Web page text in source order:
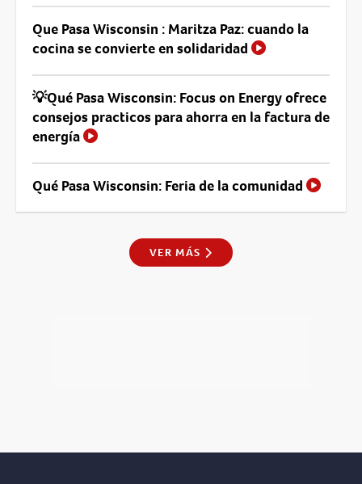
Que Pasa Wisconsin : Maritza Paz: cuando la
cocina se convierte en solidaridad
💡Qué Pasa Wisconsin: Focus on Energy ofrece
consejos practicos para ahorra en la factura de
energía
Qué Pasa Wisconsin: Feria de la comunidad
VER MÁS